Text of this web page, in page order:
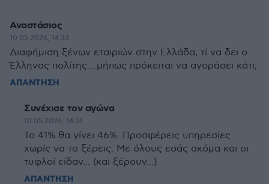
Αναστάσιος
10.05.2026, 14:33
Διαφήμιση ξένων εταιριών στην Ελλάδα, τί να δει ο
Έλληνας πολίτης....μήπως πρόκειται να αγοράσει κάτι;
ΑΠΑΝΤΗΣΗ
Συνέχισε τον αγώνα
10.05.2026, 14:51
Το 41% θα γίνει 46%. Προσφέρεις υπηρεσίες
χωρίς να το ξέρεις. Με όλους εσάς ακόμα και οι
τυφλοί είδαν... (και ξέρουν...)
ΑΠΑΝΤΗΣΗ